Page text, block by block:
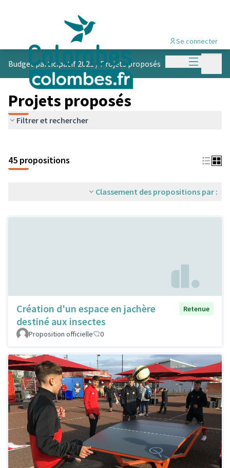
Menu
Se connecter
Budget participatif 2021 /Projets proposés
Projets proposés
Filtrer et rechercher
45 propositions
Classement des propositions par :
Création d'un espace en jachère
destiné aux insectes
Retenue
Proposition officielle 0